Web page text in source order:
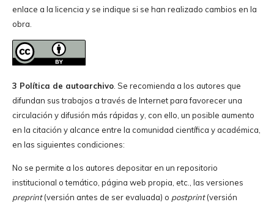
enlace a la licencia y se indique si se han realizado cambios en la
obra.
3 Política de autoarchivo. Se recomienda a los autores que
difundan sus trabajos a través de Internet para favorecer una
circulación y difusión más rápidas y, con ello, un posible aumento
en la citación y alcance entre la comunidad científica y académica,
en las siguientes condiciones:
No se permite a los autores depositar en un repositorio
institucional o temático, página web propia, etc., las versiones
preprint(versión antes de ser evaluada) o postprint(versión